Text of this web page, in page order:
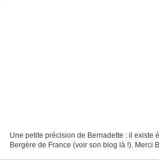
Une petite précision de Bernadette : il existe
Bergère de France (voir son blog là !). Merci